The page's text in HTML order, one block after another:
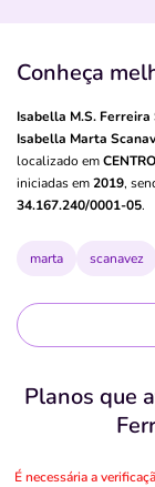
Conheça
Isabella M.S.
Isabella Marta
localizado em
iniciadas em2019,
34.167.240/0001-05.
marta scanavez
Planos que
É necessária a